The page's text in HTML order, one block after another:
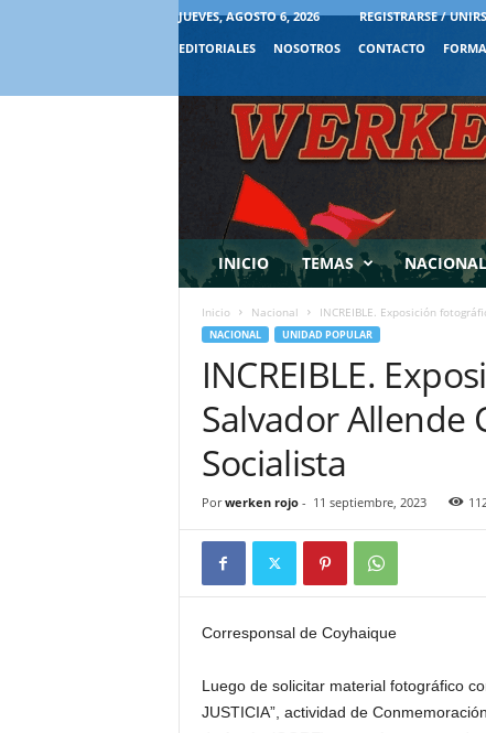
JUEVES, AGOSTO 6, 2026
REGISTRARSE /
EDITORIALES
NOSOTROS CONTACTO
INICIO TEMAS NACIONAL
Inicio Nacional INCREIBLE. Exposición
NACIONAL UNIDAD POPULAR
INCREIBLE.
Salvador Allende
Socialista
Por werken rojo- 11 septiembre, 2023
Corresponsal de Coyhaique
Luego de solicitar material fotográfico
JUSTICIA”, actividad de